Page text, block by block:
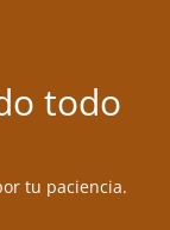
todo
tu paciencia.